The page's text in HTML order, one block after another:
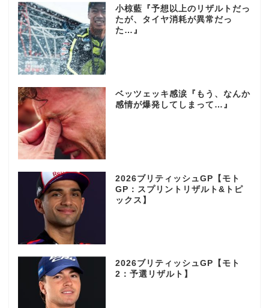
小椋藍『予想以上のリザルトだっ
たが、タイヤ消耗が異常だっ
た…』
ベッツェッキ感涙『もう、なんか
感情が爆発してしまって…』
2026ブリティッシュGP【モト
GP：スプリントリザルト&トピ
ックス】
2026ブリティッシュGP【モト
2：予選リザルト】